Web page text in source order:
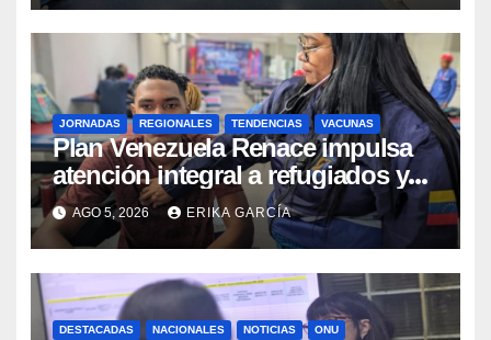
JORNADAS REGIONALES TENDENCIAS VACUNAS
​Plan Venezuela Renace impulsa
atención integral a refugiados y
evaluación de vacunación en
Aragua
AGO 5, 2026 ERIKA GARCÍA
DESTACADAS NACIONALES NOTICIAS ONU